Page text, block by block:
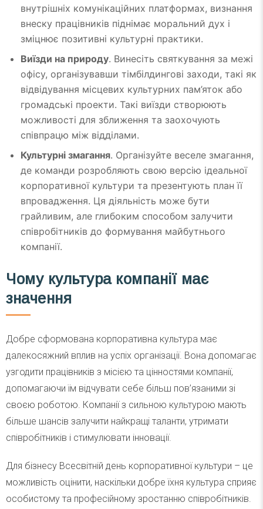
внутрішніх комунікаційних платформах, визнання
внеску працівників піднімає моральний дух і
зміцнює позитивні культурні практики.
Виїзди на природу. Винесіть святкування за межі
офісу, організувавши тімбілдингові заходи, такі як
відвідування місцевих культурних пам’яток або
громадські проекти. Такі виїзди створюють
можливості для зближення та заохочують
співпрацю між відділами.
Культурні змагання. Організуйте веселе змагання,
де команди розробляють свою версію ідеальної
корпоративної культури та презентують план її
впровадження. Ця діяльність може бути
грайливим, але глибоким способом залучити
співробітників до формування майбутнього
компанії.
Чому культура компанії має
значення
Добре сформована корпоративна культура має
далекосяжний вплив на успіх організації. Вона допомагає
узгодити працівників з місією та цінностями компанії,
допомагаючи їм відчувати себе більш пов’язаними зі
своєю роботою. Компанії з сильною культурою мають
більше шансів залучити найкращі таланти, утримати
співробітників і стимулювати інновації.
Для бізнесу Всесвітній день корпоративної культури – це
можливість оцінити, наскільки добре їхня культура сприяє
особистому та професійному зростанню співробітників.